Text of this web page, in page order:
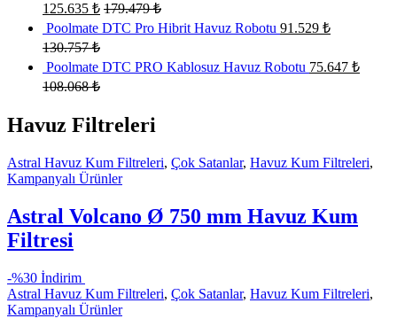
125.635 ₺ 179.479₺
Poolmate DTC Pro Hibrit Havuz Robotu 91.529 ₺
130.757₺
Poolmate DTC PRO Kablosuz Havuz Robotu 75.647 ₺
108.068₺
Havuz Filtreleri
Astral Havuz Kum Filtreleri, Çok Satanlar, Havuz Kum Filtreleri,
Kampanyalı Ürünler
Astral Volcano Ø 750 mm Havuz Kum
Filtresi
-%30 İndirim
Astral Havuz Kum Filtreleri, Çok Satanlar, Havuz Kum Filtreleri,
Kampanyalı Ürünler